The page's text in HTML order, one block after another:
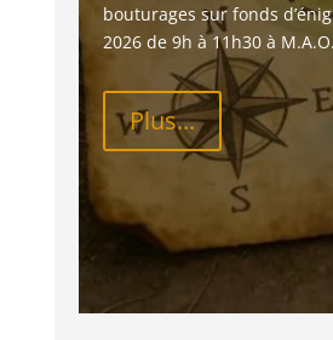
bouturages sur fonds
2026 de 9h à 11h30 à
Plus...